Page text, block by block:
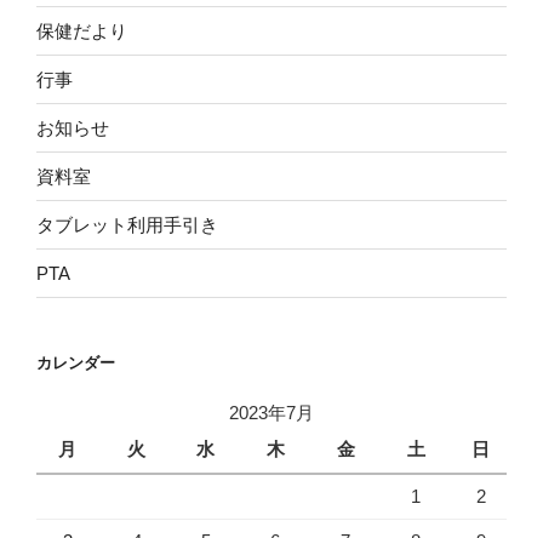
保健だより
行事
お知らせ
資料室
タブレット利用手引き
PTA
カレンダー
2023年7月
月
火 水 木 金 土 日
1 2